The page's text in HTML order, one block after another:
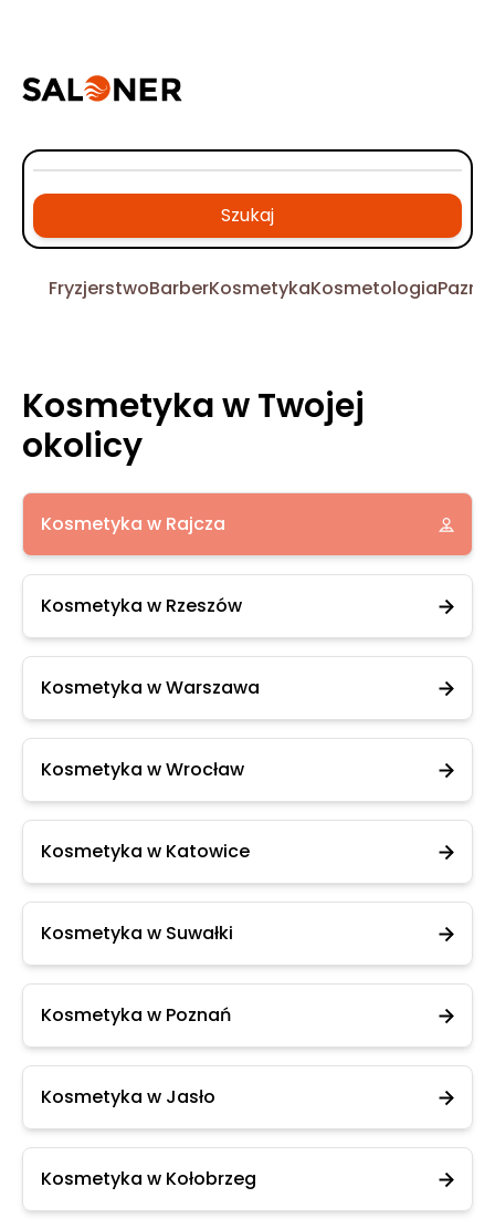
Szukaj
FryzjerstwoBarberKosmetykaKosmetologia
Kosmetyka w Twojej
okolicy
Kosmetyka w Rajcza
Kosmetyka w Rzeszów
Kosmetyka w Warszawa
Kosmetyka w Wrocław
Kosmetyka w Katowice
Kosmetyka w Suwałki
Kosmetyka w Poznań
Kosmetyka w Jasło
Kosmetyka w Kołobrzeg